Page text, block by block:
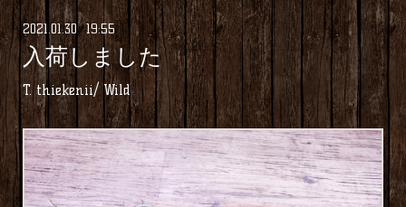
2021.01.30 19:55
入荷しました
T. thiekenii/ Wild